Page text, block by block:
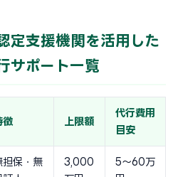
定支援機関を活用した
サポート一覧
徴 上限額
代行費用
目安
担保・無
3,000
5〜60万